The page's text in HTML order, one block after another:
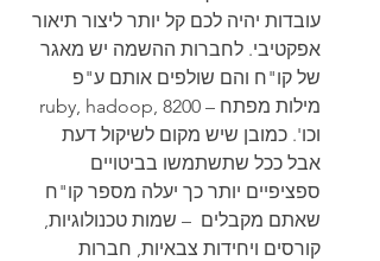
עובדות יהיה לכם קל יותר ליצור תיאור
אפקטיבי. לחברות ההשמה יש מאגר
של קו"ח והם שולפים אותם ע"פ
וכו'. כמובן שיש מקום לשיקול דעת
אבל ככל שתשתמשו בביטויים
ספציפיים יותר כך יעלה מספר קו"ח
שאתם מקבלים  – שמות טכנולוגיות,
קורסים ויחידות צבאיות, חברות